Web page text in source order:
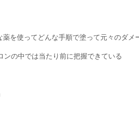
を使ってどんな手順で塗って元々のダメ
ンの中では当たり前に把握できている